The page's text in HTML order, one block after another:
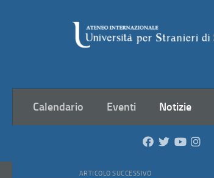
Calendario Eventi Notizie
ARTICOLO SUCCESSIVO